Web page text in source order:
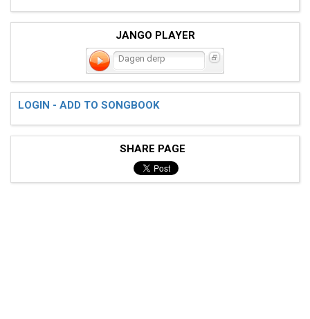
JANGO PLAYER
Dagen derp
LOGIN - ADD TO SONGBOOK
SHARE PAGE